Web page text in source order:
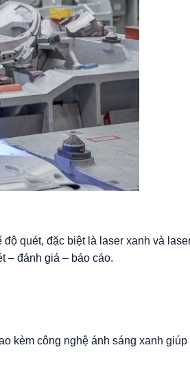
quét, đặc biệt là laser xanh và
– đánh giá – báo cáo.
kèm công nghệ ánh sáng xanh